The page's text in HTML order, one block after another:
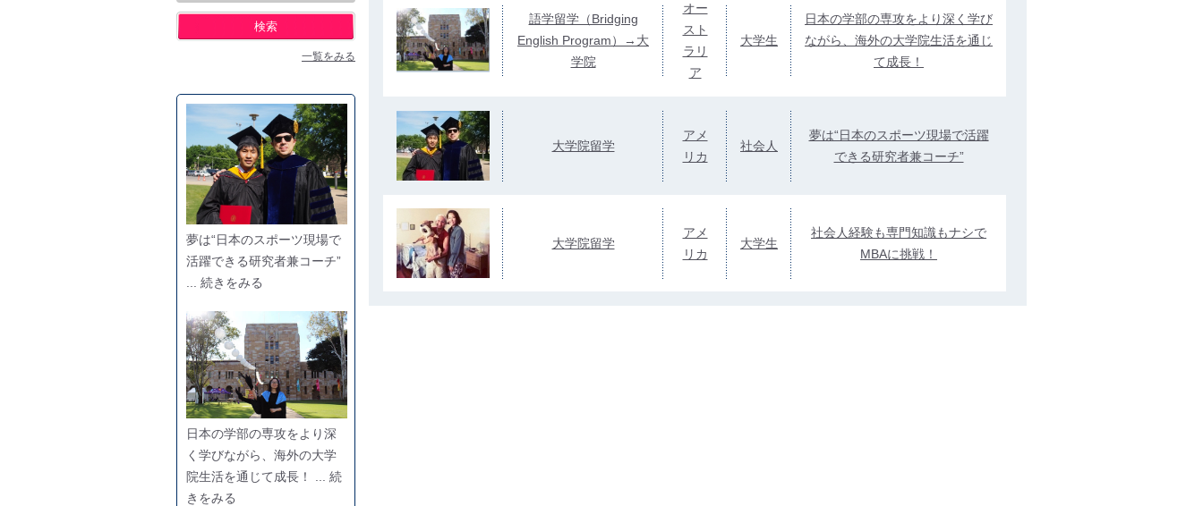
一覧をみる
夢は“日本のスポーツ現場で
活躍できる研究者兼コーチ”
... 続きをみる
日本の学部の専攻をより深
く学びながら、海外の大学
院生活を通じて成長！ ... 続
きをみる
語学留学（Bridging
English Program）→大
学院
オー
スト
ラリ
ア
大学生
日本の学部の専攻をより深く学び
ながら、海外の大学院生活を通じ
て成長！
大学院留学
アメ
リカ
社会人
夢は“日本のスポーツ現場で活躍
できる研究者兼コーチ”
大学院留学
アメ
リカ
大学生
社会人経験も専門知識もナシで
MBAに挑戦！